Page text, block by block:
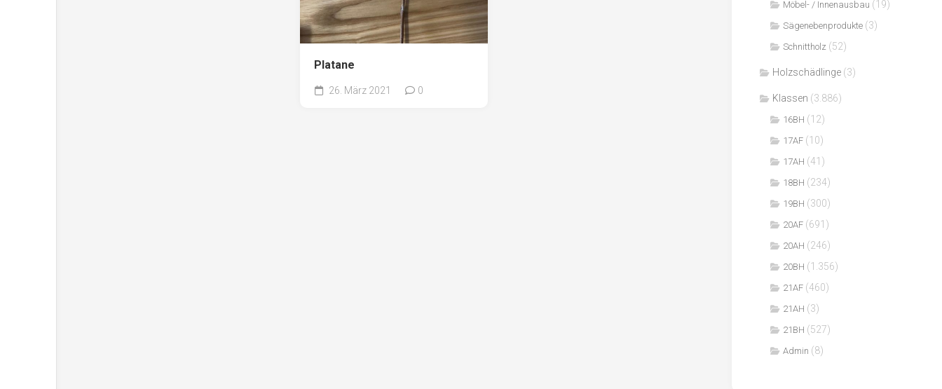
Platane
26. März 2021 0
Möbel- / Innenausbau (19)
Sägenebenprodukte (3)
Schnittholz (52)
Holzschädlinge (3)
Klassen (3.886)
16BH (12)
17AF (10)
17AH (41)
18BH (234)
19BH (300)
20AF (691)
20AH (246)
20BH (1.356)
21AF (460)
21AH (3)
21BH (527)
Admin (8)